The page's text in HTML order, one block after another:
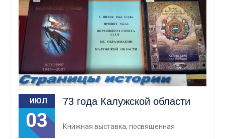
ИЮЛ
03
73 года Калужской области
Книжная выставка, посвященная